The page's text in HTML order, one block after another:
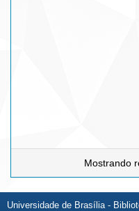
Mostrando
Universidade de Brasília -